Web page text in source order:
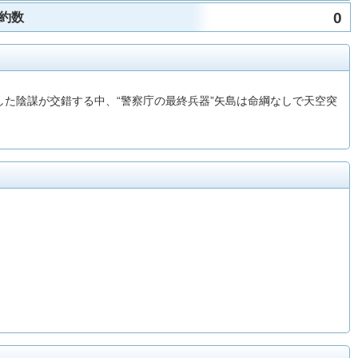
数 0
陰謀が交錯する中、“警察庁の最終兵器”矢島は命綱なしで天空突